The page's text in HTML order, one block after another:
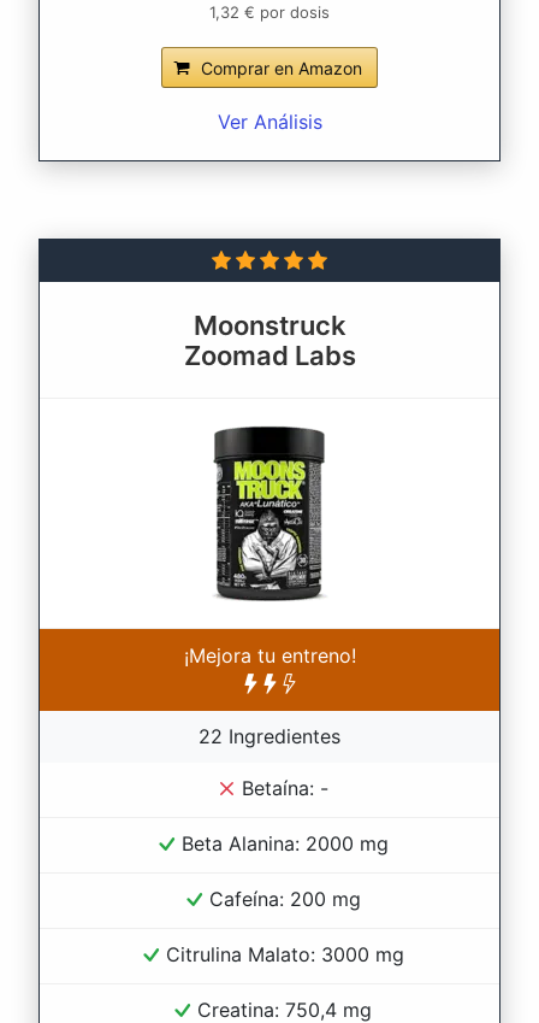
1,32 € por dosis
Comprar en Amazon
Ver Análisis
Moonstruck
Zoomad Labs
¡Mejora tu entreno!
22 Ingredientes
Betaína: -
Beta Alanina: 2000 mg
Cafeína: 200 mg
Citrulina Malato: 3000 mg
Creatina: 750,4 mg